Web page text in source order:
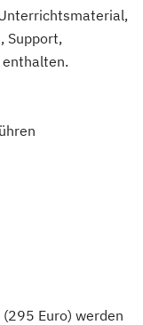
Support,
enthalten.
Euro) werden